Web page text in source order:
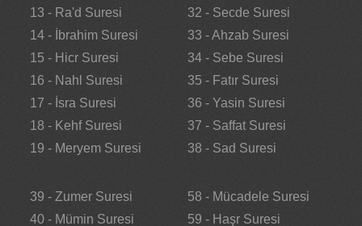
13 - Ra'd Suresi
14 - İbrahim Suresi
15 - Hicr Suresi
16 - Nahl Suresi
17 - İsra Suresi
18 - Kehf Suresi
19 - Meryem Suresi
32 - Secde Suresi
33 - Ahzab Suresi
34 - Sebe Suresi
35 - Fatır Suresi
36 - Yasin Suresi
37 - Saffat Suresi
38 - Sad Suresi
39 - Zumer Suresi
40 - Mümin Suresi
58 - Mücadele Suresi
59 - Haşr Suresi